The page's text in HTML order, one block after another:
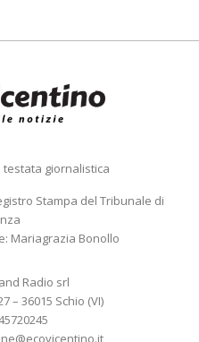
testata giornalistica
Stampa del Tribunale di
Mariagrazia Bonollo
Radio srl
– 36015 Schio (VI)